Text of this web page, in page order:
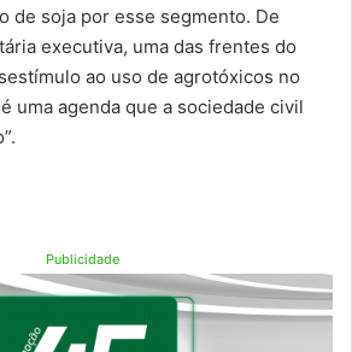
de soja por esse segmento. De
executiva, uma das frentes do
ao uso de agrotóxicos no
uma agenda que a sociedade civil
Publicidade